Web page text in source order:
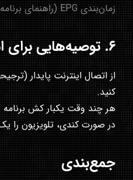
زمان‌بندی EPG (راهنمای برنامه) و زبان صوتی را تنظیم کنید.
۶. توصیه‌هایی برای استفاده پایدار
کنید.
هر چند وقت یکبار کش برنامه
در صورت کندی، تلویزیون را
جمع‌بندی